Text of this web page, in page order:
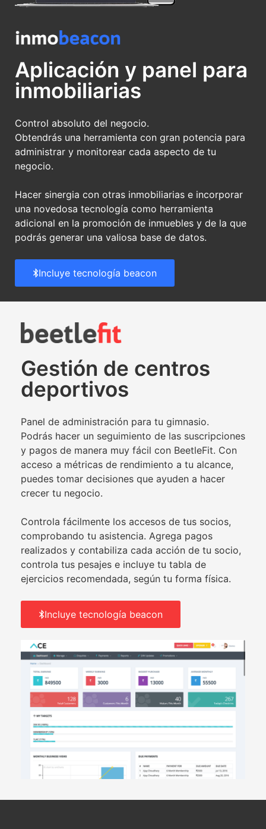
Aplicación y panel para
inmobiliarias
Control absoluto del negocio.
Obtendrás una herramienta con gran potencia para
administrar y monitorear cada aspecto de tu
negocio.
Hacer sinergia con otras inmobiliarias e incorporar
una novedosa tecnología como herramienta
adicional en la promoción de inmuebles y de la que
podrás generar una valiosa base de datos.
Incluye tecnología beacon
Gestión de centros
deportivos
Panel de administración para tu gimnasio.
Podrás hacer un seguimiento de las suscripciones
y pagos de manera muy fácil con BeetleFit. Con
acceso a métricas de rendimiento a tu alcance,
puedes tomar decisiones que ayuden a hacer
crecer tu negocio.
Controla fácilmente los accesos de tus socios,
comprobando tu asistencia. Agrega pagos
realizados y contabiliza cada acción de tu socio,
controla tus pesajes e incluye tu tabla de
ejercicios recomendada, según tu forma física.
Incluye tecnología beacon